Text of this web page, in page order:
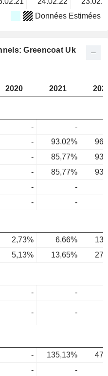
Données Estimées
Greencoat Uk
2020 2021
-
-
- 93,02%
- 85,77%
- 85,77%
-
-
- -
2,73% 6,66%
5,13% 13,65%
-
-
- -
- 135,13%
-
-